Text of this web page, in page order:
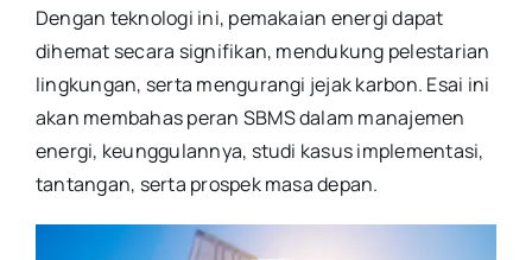
Dengan teknologi ini, pemakaian energi dapat
dihemat secara signifikan, mendukung pelestarian
lingkungan, serta mengurangi jejak karbon. Esai ini
akan membahas peran SBMS dalam manajemen
energi, keunggulannya, studi kasus implementasi,
tantangan, serta prospek masa depan.